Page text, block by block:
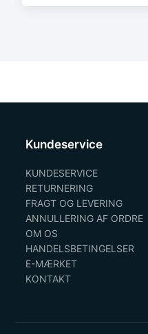
Kundeservice
KUNDESERVICE
RETURNERING
FRAGT OG LEVERING
ANNULLERING AF ORDRE
OM OS
HANDELSBETINGELSER
E-MÆRKET
KONTAKT